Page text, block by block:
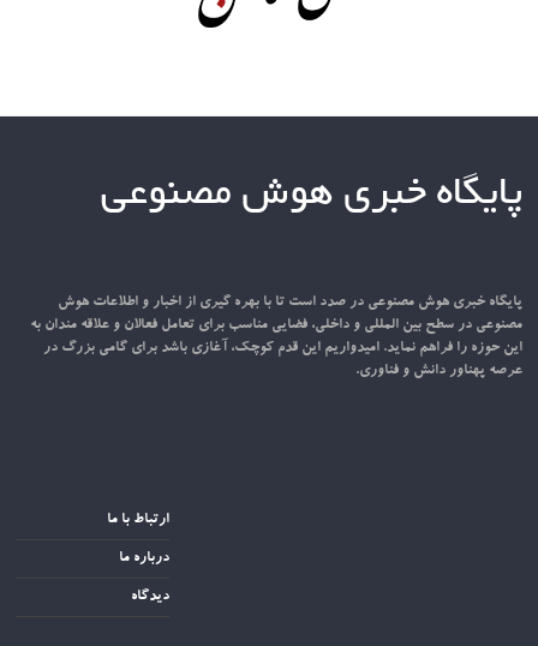
پایگاه خبری هوش مصنوعی
پایگاه خبری هوش مصنوعی در صدد است تا با بهره گیری از اخبار و اطلاعات هوش
مصنوعی در سطح بین المللی و داخلی، فضایی مناسب برای تعامل فعالان و علاقه مندان به
این حوزه را فراهم نماید. امیدواریم این قدم کوچک، آغازی باشد برای گامی بزرگ در
عرصه پهناور دانش و فناوری.
ارتباط با ما
درباره ما
دیدگاه